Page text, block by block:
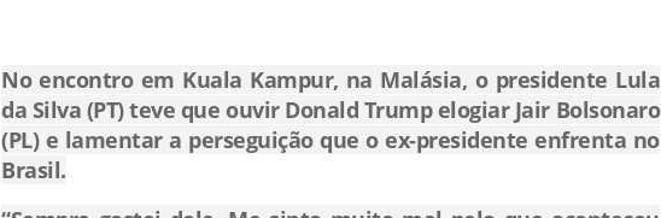
No encontro em Kuala Kampur, na Malásia, o presidente Lula
da Silva (PT) teve que ouvir Donald Trump elogiar Jair Bolsonaro
(PL) e lamentar a perseguição que o ex-presidente enfrenta no
Brasil.